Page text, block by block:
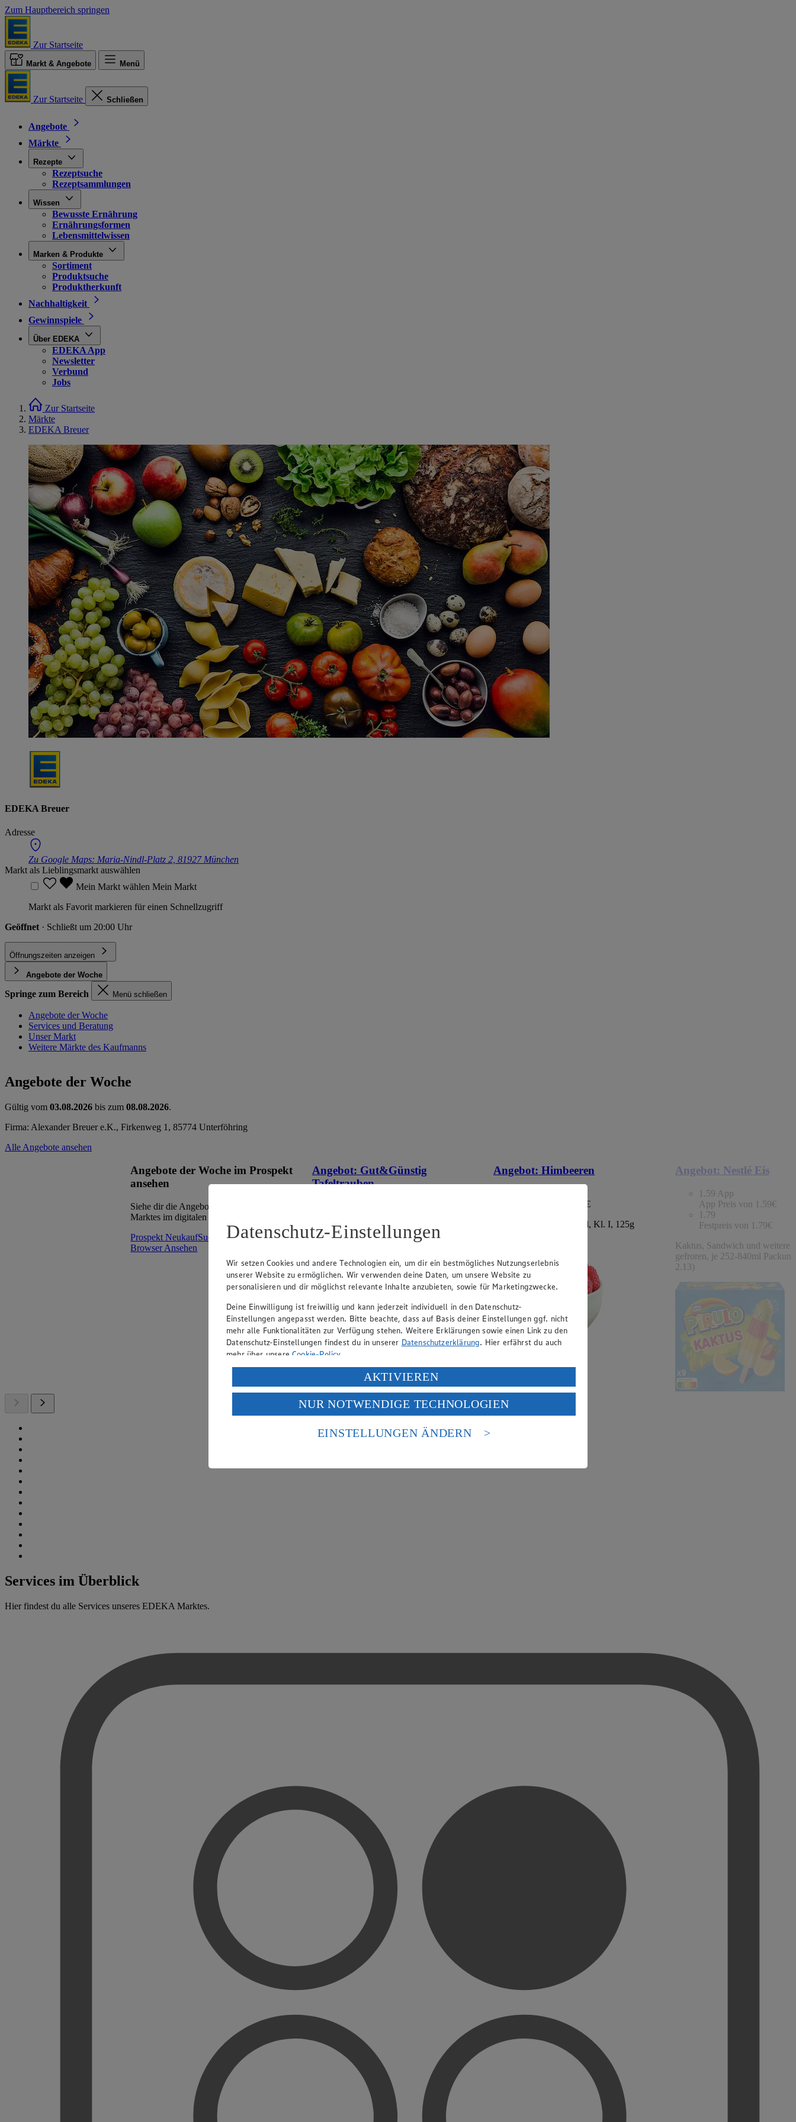
Zum Hauptbereich springen
Zur Startseite
Markt & Angebote Menü
Zur Startseite Schließen
Angebote
Märkte
Rezepte
Rezeptsuche
Rezeptsammlungen
Wissen
Bewusste Ernährung
Ernährungsformen
Lebensmittelwissen
Marken & Produkte
Sortiment
Produktsuche
Produktherkunft
Nachhaltigkeit
Gewinnspiele
Über EDEKA
EDEKA App
Newsletter
Verbund
Jobs
Zur Startseite
Märkte
EDEKA Breuer
EDEKA Breuer
Adresse
Zu Google Maps: Maria-Nindl-Platz 2, 81927 München
Markt als Lieblingsmarkt auswählen
Mein Markt wählen Mein Markt
Markt als Favorit markieren für einen Schnellzugriff
Geöffnet · Schließt um 20:00 Uhr
Öffnungszeiten anzeigen
Angebote der Woche
Springe zum Bereich Menü schließen
Angebote der Woche
Services und Beratung
Unser Markt
Weitere Märkte des Kaufmanns
Angebote der Woche
Gültig vom 03.08.2026 bis zum 08.08.2026.
Firma: Alexander Breuer e.K., Firkenweg 1, 85774 Unterföhring
Alle Angebote ansehen
Angebote der Woche im Prospekt
ansehen
Siehe dir die Angebote der Woche deines
Marktes im digitalen Blätterkatalog an.
Prospekt NeukaufSued_oNF_mW im
BrowserAnsehen
Angebot: Gut&Günstig
Tafeltrauben
hell, kernlos, aus Italien/Spanien, Kl. I, 500g
Angebot: Himbeeren
Festpreis von 1.49€
aus Deutschland/Portugal, Kl. I, 125g
Angebot: Nestlé Eis
1.59 App
App Preis von 1.59€
1.79
Festpreis von 1.79€
Kaktus, Sandwich und weitere
gefroren, je 252-840ml
2.13)
Services im Überblick
Hier findest du alle Services unseres EDEKA Marktes.
Datenschutz-Einstellungen
Wir setzen Cookies und andere Technologien ein, um dir ein bestmögliches Nutzungserlebnis
unserer Website zu ermöglichen. Wir verwenden deine Daten, um unsere Website zu
personalisieren und dir möglichst relevante Inhalte anzubieten, sowie für Marketingzwecke.
Deine Einwilligung ist freiwillig und kann jederzeit individuell in den Datenschutz-
Einstellungen angepasst werden. Bitte beachte, dass auf Basis deiner Einstellungen ggf. nicht
mehr alle Funktionalitäten zur Verfügung stehen. Weitere Erklärungen sowie einen Link zu den
Datenschutz-Einstellungen findest du in unserer Datenschutzerklärung. Hier erfährst du auch
mehr über unsereCookie-Policy.
Verarbeitung deiner personenbezogenen Daten in den USA durch Facebook und YouTube:
Wenn du auf „Aktivieren“ klickst, willigst du im Sinne des Art. 49 Abs. 1 Satz 1 lit. a) DSGVO
ein, dass deine Daten in den USA verarbeitet werden. Der EuGH sieht die USA als Land mit
einem nach europäischen Standards nicht angemessenen Datenschutzniveau an. Es besteht das
Risiko eines Zugriffs durch US-amerikanische Behörden.
AKTIVIEREN
NUR NOTWENDIGE TECHNOLOGIEN
EINSTELLUNGEN ÄNDERN